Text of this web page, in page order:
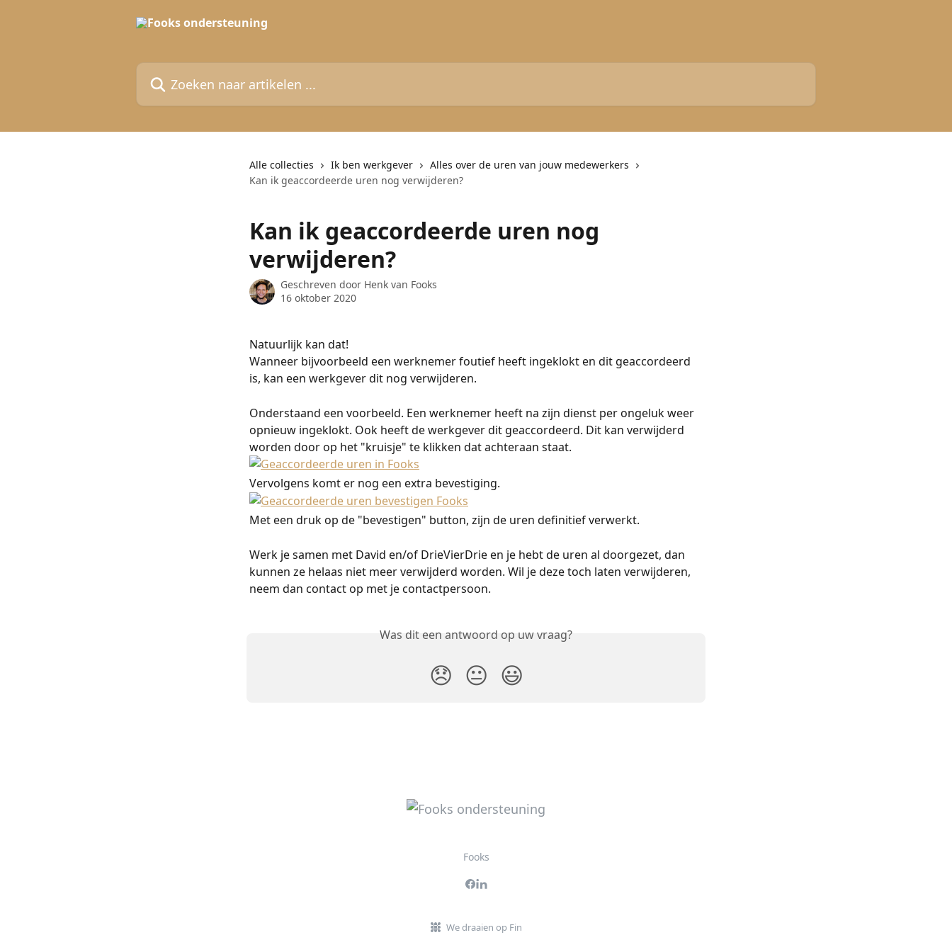
Zoeken naar artikelen ...
Alle collecties Ik ben werkgever
Alles over de uren van jouw medewerkers
Kan ik geaccordeerde uren nog verwijderen?
Kan ik geaccordeerde uren nog
verwijderen?
Geschreven door Henk van Fooks
16 oktober 2020
Natuurlijk kan dat!
Wanneer bijvoorbeeld een werknemer foutief heeft ingeklokt en dit geaccordeerd
is, kan een werkgever dit nog verwijderen.
Onderstaand een voorbeeld. Een werknemer heeft na zijn dienst per ongeluk weer
opnieuw ingeklokt. Ook heeft de werkgever dit geaccordeerd. Dit kan verwijderd
worden door op het "kruisje" te klikken dat achteraan staat.
Vervolgens komt er nog een extra bevestiging.
Met een druk op de "bevestigen" button, zijn de uren definitief verwerkt.
Werk je samen met David en/of DrieVierDrie en je hebt de uren al doorgezet, dan
kunnen ze helaas niet meer verwijderd worden. Wil je deze toch laten verwijderen,
neem dan contact op met je contactpersoon.
Was dit een antwoord op uw vraag?
😞 😐 😃
Fooks
We draaien op Fin